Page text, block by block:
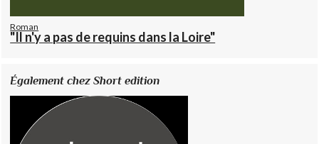
Roman
"Il n'y a pas de requins dans la Loire"
Également chez Short edition